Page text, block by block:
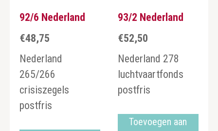
92/6 Nederland
€48,75
Nederland
265/266
crisiszegels
postfris
93/2 Nederland
€52,50
Nederland 278
luchtvaartfonds
postfris
Toevoegen aan